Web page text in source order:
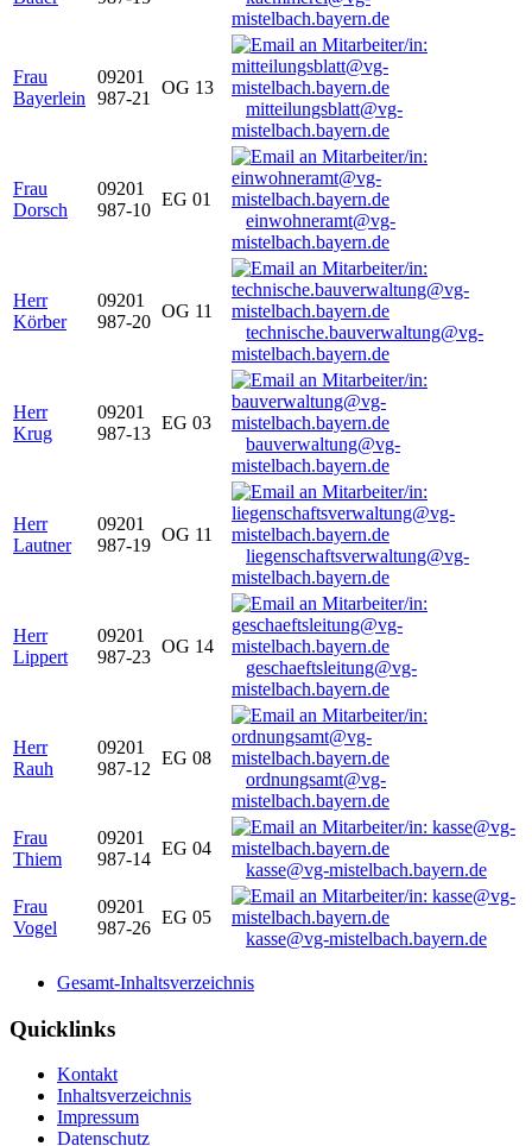
mistelbach.bayern.de
Frau
Bayerlein
09201
987-21
OG 13
mitteilungsblatt@vg-
mistelbach.bayern.de
Frau
Dorsch
09201
987-10
EG 01
einwohneramt@vg-
mistelbach.bayern.de
Herr
Körber
09201
987-20
OG 11
technische.bauverwaltung@vg-
mistelbach.bayern.de
Herr
Krug
09201
987-13
EG 03
bauverwaltung@vg-
mistelbach.bayern.de
Herr
Lautner
09201
987-19
OG 11
liegenschaftsverwaltung@vg-
mistelbach.bayern.de
Herr
Lippert
09201
987-23
OG 14
geschaeftsleitung@vg-
mistelbach.bayern.de
Herr
Rauh
09201
987-12
EG 08
ordnungsamt@vg-
mistelbach.bayern.de
Frau
Thiem
09201
987-14
EG 04
kasse@vg-mistelbach.bayern.de
Frau
Vogel
09201
987-26
EG 05
kasse@vg-mistelbach.bayern.de
Gesamt-Inhaltsverzeichnis
Quicklinks
Kontakt
Inhaltsverzeichnis
Impressum
Datenschutz